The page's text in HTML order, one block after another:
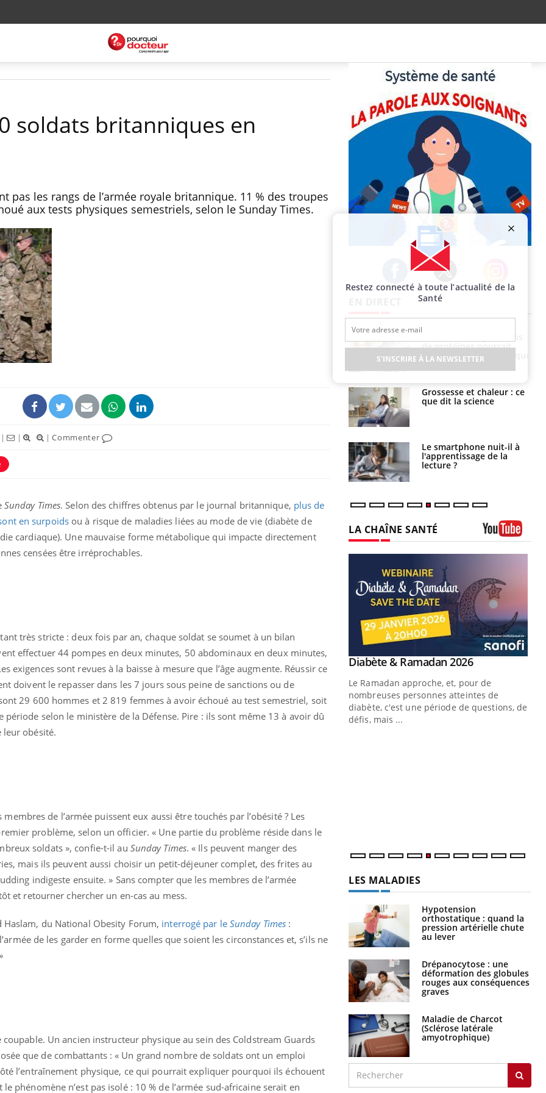
soldats britanniques en
pas les rangs de l’armée royale britannique. 11 % des troupes
aux tests physiques semestriels, selon le Sunday Times.
| | |Commenter
Sunday Times. Selon des chiffres obtenus par le journal britannique, plus de
en surpoidsou à risque de maladies liées au mode de vie (diabète de
cardiaque). Une mauvaise forme métabolique qui impacte directement
censées être irréprochables.
très stricte : deux fois par an, chaque soldat se soumet à un bilan
effectuer 44 pompes en deux minutes, 50 abdominaux en deux minutes,
exigences sont revues à la baisse à mesure que l’âge augmente. Réussir ce
doivent le repasser dans les 7 jours sous peine de sanctions ou de
29 600 hommes et 2 819 femmes à avoir échoué au test semestriel, soit
période selon le ministère de la Défense. Pire : ils sont même 13 à avoir dû
leur obésité.
de l’armée puissent eux aussi être touchés par l’obésité ? Les
problème, selon un officier. « Une partie du problème réside dans le
soldats », confie-t-il au Sunday Times. « Ils peuvent manger des
mais ils peuvent aussi choisir un petit-déjeuner complet, des frites au
indigeste ensuite. » Sans compter que les membres de l’armée
et retourner chercher un en-cas au mess.
du National Obesity Forum, interrogé par le Sunday Times :
de les garder en forme quelles que soient les circonstances et, s’ils ne
coupable. Un ancien instructeur physique au sein des Coldstream Guards
que de combattants : « Un grand nombre de soldats ont un emploi
l’entraînement physique, ce qui pourrait expliquer pourquoi ils échouent
phénomène n’est pas isolé : 10 % de l’armée sud-africaine serait en
Facebook Twitter Instagram
La sieste empêche-t-elle
de dormir la nuit ?
VIH : la fin du comprimé
de protéines pourrait
finalement être bénéfique
Grossesse et chaleur : ce
que dit la science
Le smartphone nuit-il à
l'apprentissage de la
lecture ?
LA CHAÎNE SANTÉ
Youtube
& Charge mentale : et si on
en parler??Youtube
l'insuline dans le diabète de type 2
entourée d'idées reçues chez les
Youtube
Eczéma Chronique des Mains : se
préparer pour l’été !Youtube
L'été arrive… et avec lui, un tout nouveau
rythme de vie ! Vacances, plage, piscine,
Youtube
Diabète & Ramadan 2026Youtube
Le Ramadan approche, et, pour de
nombreuses personnes atteintes de
diabète, c'est une période de questions, de
Restez connecté à toute l’actualité de la
Santé
S'INSCRIRE À LA NEWSLETTER